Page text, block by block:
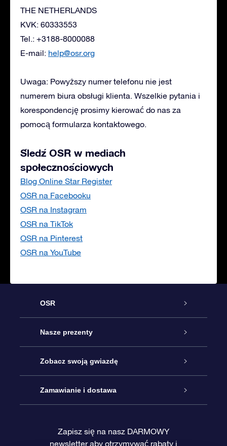
THE NETHERLANDS
KVK: 60333553
Tel.: +3188-8000088
E-mail: help@osr.org
Uwaga: Powyższy numer telefonu nie jest
numerem biura obsługi klienta. Wszelkie pytania i
korespondencję prosimy kierować do nas za
pomocą formularza kontaktowego.
Śledź OSR w mediach
społecznościowych
Blog Online Star Register
OSR na Facebooku
OSR na Instagram
OSR na TikTok
OSR na Pinterest
OSR na YouTube
OSR
Obsługa
Kontakt
Blog
Nasze prezenty
Podarunek Gwiazda Online
Pakiet Podarunkowy OSR
Zobacz swoją gwiazdę
Rejestr Gwiazd
Zamawianie i dostawa
Zapisz się na nasz DARMOWY
newsletter aby otrzymywać rabaty i